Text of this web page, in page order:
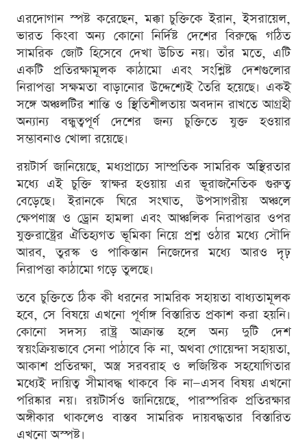
এরদোগান স্পষ্ট করেছেন, মক্কা চুক্তিকে ইরান, ইসরায়েল,
ভারত কিংবা অন্য কোনো নির্দিষ্ট দেশের বিরুদ্ধে গঠিত
সামরিক জোট হিসেবে দেখা উচিত নয়। তাঁর মতে, এটি
একটি প্রতিরক্ষামূলক কাঠামো এবং সংশ্লিষ্ট দেশগুলোর
নিরাপত্তা সক্ষমতা বাড়ানোর উদ্দেশ্যেই তৈরি হয়েছে। একই
সঙ্গে অঞ্চলটির শান্তি ও স্থিতিশীলতায় অবদান রাখতে আগ্রহী
অন্যান্য বন্ধুত্বপূর্ণ দেশের জন্য চুক্তিতে যুক্ত হওয়ার
সম্ভাবনাও খোলা রয়েছে।
রয়টার্স জানিয়েছে, মধ্যপ্রাচ্যে সাম্প্রতিক সামরিক অস্থিরতার
মধ্যে এই চুক্তি স্বাক্ষর হওয়ায় এর ভূরাজনৈতিক গুরুত্ব
বেড়েছে। ইরানকে ঘিরে সংঘাত, উপসাগরীয় অঞ্চলে
ক্ষেপণাস্ত্র ও ড্রোন হামলা এবং আঞ্চলিক নিরাপত্তার ওপর
যুক্তরাষ্ট্রের ঐতিহ্যগত ভূমিকা নিয়ে প্রশ্ন ওঠার মধ্যে সৌদি
আরব, তুরস্ক ও পাকিস্তান নিজেদের মধ্যে আরও দৃঢ়
নিরাপত্তা কাঠামো গড়ে তুলছে।
তবে চুক্তিতে ঠিক কী ধরনের সামরিক সহায়তা বাধ্যতামূলক
হবে, সে বিষয়ে এখনো পূর্ণাঙ্গ বিস্তারিত প্রকাশ করা হয়নি।
কোনো সদস্য রাষ্ট্র আক্রান্ত হলে অন্য দুটি দেশ
স্বয়ংক্রিয়ভাবে সেনা পাঠাবে কি না, অথবা গোয়েন্দা সহায়তা,
আকাশ প্রতিরক্ষা, অস্ত্র সরবরাহ ও লজিস্টিক সহযোগিতার
মধ্যেই দায়িত্ব সীমাবদ্ধ থাকবে কি না—এসব বিষয় এখনো
পরিষ্কার নয়। রয়টার্সও জানিয়েছে, পারস্পরিক প্রতিরক্ষার
অঙ্গীকার থাকলেও বাস্তব সামরিক দায়বদ্ধতার বিস্তারিত
এখনো অস্পষ্ট।